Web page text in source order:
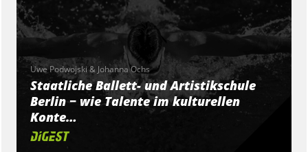
Uwe Podwojski & Johanna Ochs
Staatliche Ballett- und Artistikschule
Berlin − wie Talente im kulturellen
Konte…